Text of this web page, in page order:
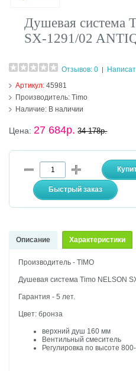
Душевая система
SX-1291/02
Отзывов: 0
Артикул:45981
Производитель: Timo
Наличие: В наличии
Цена:27 684р. 34 178р.
Описание Характеристики
Производитель - TIMO
Душевая система Timo NELSON
Гарантия - 5 лет.
Цвет: бронза
верхний душ 160 мм
Вентильный смеситель
Регулировка по высоте